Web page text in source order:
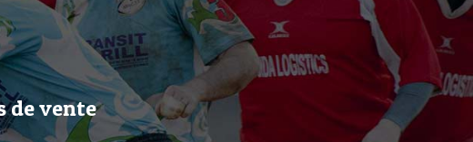
de vente